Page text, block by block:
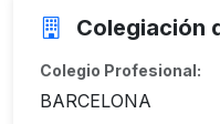
Colegiación
Colegio Profesional:
BARCELONA